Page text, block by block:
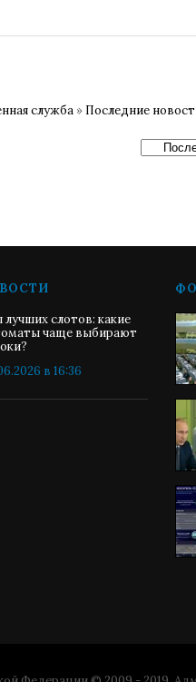
служба » Последние
лучших слотов: какие
чаще выбирают
в 16:36